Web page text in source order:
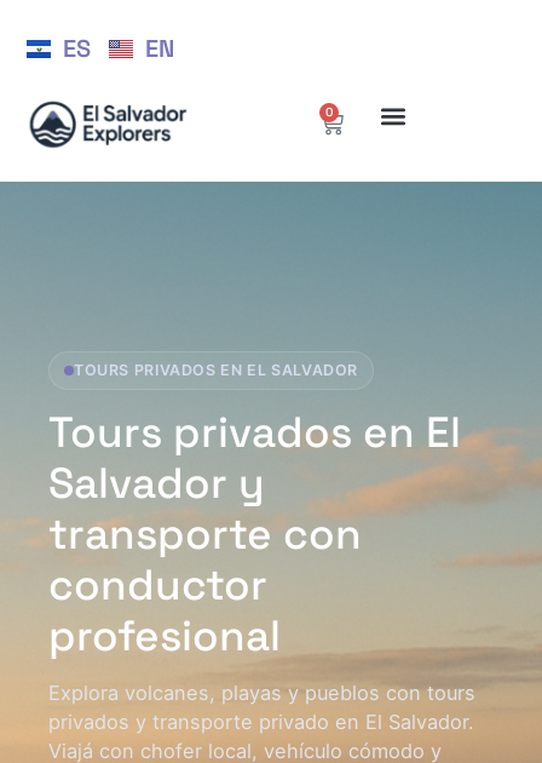
ES EN
0
TOURS PRIVADOS EN EL SALVADOR
Tours privados en El
Salvador y
transporte con
conductor
profesional
Explora volcanes, playas y pueblos con tours
privados y transporte privado en El Salvador.
Viajá con chofer local, vehículo cómodo y